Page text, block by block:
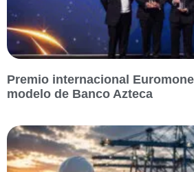
Premio internacional
modelo de Banco Azteca